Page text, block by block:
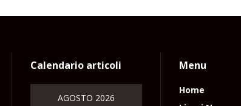
Calendario articoli
AGOSTO 2026
Menu
Home